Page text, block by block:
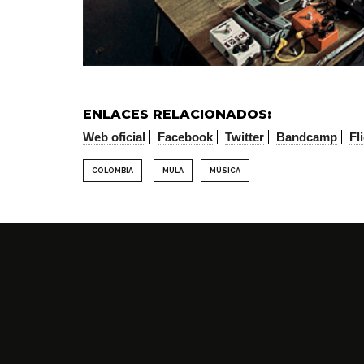
ENLACES RELACIONADOS:
Web oficial Facebook Twitter Bandcamp
COLOMBIA MULA MÚSICA